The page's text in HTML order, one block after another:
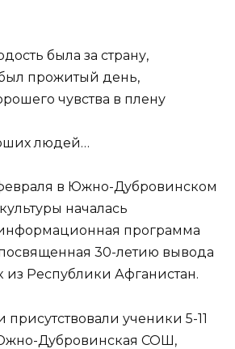
была за страну,
прожитый день,
чувства в плену
людей…
февраля в Южно-Дубровинском
началась
программа
30-летию вывода
из Республики Афганистан.
ученики 5-11
Дубровинская СОШ,